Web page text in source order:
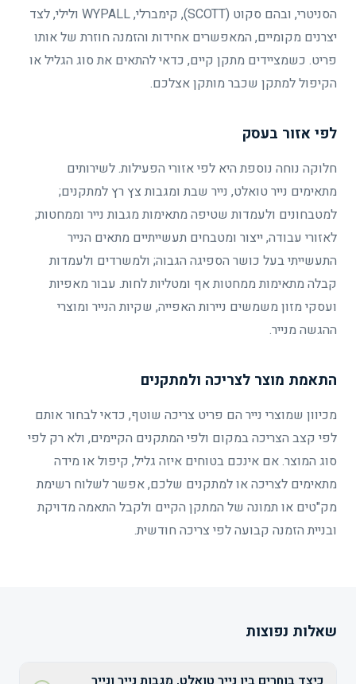
הסניטרי, ובהם סקוט (SCOTT), קימברלי, WYPALL ולילי, לצד
יצרנים מקומיים, המאפשרים אחידות והזמנה חוזרת של אותו
פריט. כשמציידים מתקן קיים, כדאי להתאים את סוג הגליל או
הקיפול למתקן שכבר מותקן אצלכם.
לפי אזור בעסק
חלוקה נוחה נוספת היא לפי אזורי הפעילות. לשירותים
מתאימים נייר טואלט, נייר שבת ומגבות צץ רץ למתקנים;
למטבחונים ולעמדות שטיפה מתאימות מגבות נייר וממחטות;
לאזורי עבודה, ייצור ומטבחים תעשייתיים מתאים הנייר
התעשייתי בעל כושר הספיגה הגבוה; ולמשרדים ולעמדות
קבלה מתאימות ממחטות אף ומטליות לחות. עבור מאפיות
ועסקי מזון משמשים ניירות האפייה, שקיות הנייר ומוצרי
ההגשה מנייר.
התאמת מוצר לצריכה ולמתקנים
מכיוון שמוצרי נייר הם פריט צריכה שוטף, כדאי לבחור אותם
לפי קצב הצריכה במקום ולפי המתקנים הקיימים, ולא רק לפי
סוג המוצר. אם אינכם בטוחים איזה גליל, קיפול או מידה
מתאימים לצריכה או למתקנים שלכם, אפשר לשלוח רשימת
מק"טים או תמונה של המתקן הקיים ולקבל התאמה מדויקת
ובניית הזמנה קבועה לפי צריכה חודשית.
שאלות נפוצות